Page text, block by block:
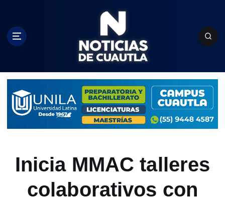
c
Inicia MMAC talleres
colaborativos con